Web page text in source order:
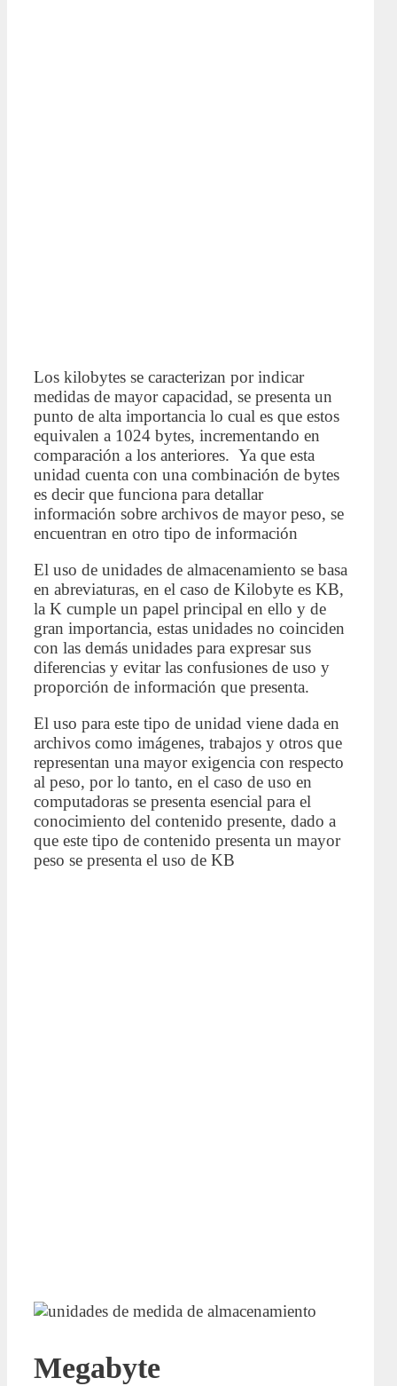
Los kilobytes se caracterizan por indicar
medidas de mayor capacidad, se presenta un
punto de alta importancia lo cual es que estos
equivalen a 1024 bytes, incrementando en
comparación a los anteriores. Ya que esta
unidad cuenta con una combinación de bytes
es decir que funciona para detallar
información sobre archivos de mayor peso, se
encuentran en otro tipo de información
El uso de unidades de almacenamiento se basa
en abreviaturas, en el caso de Kilobyte es KB,
la K cumple un papel principal en ello y de
gran importancia, estas unidades no coinciden
con las demás unidades para expresar sus
diferencias y evitar las confusiones de uso y
proporción de información que presenta.
El uso para este tipo de unidad viene dada en
archivos como imágenes, trabajos y otros que
representan una mayor exigencia con respecto
al peso, por lo tanto, en el caso de uso en
computadoras se presenta esencial para el
conocimiento del contenido presente, dado a
que este tipo de contenido presenta un mayor
peso se presenta el uso de KB
Megabyte